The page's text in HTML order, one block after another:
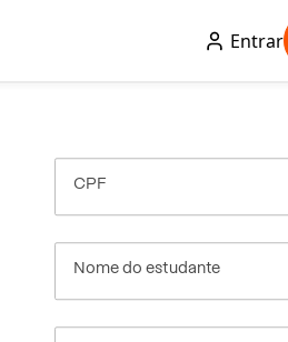
Entrar
CPF
Nome do estudante